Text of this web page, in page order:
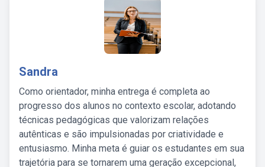
Sandra
Como orientador, minha entrega é completa ao
progresso dos alunos no contexto escolar, adotando
técnicas pedagógicas que valorizam relações
autênticas e são impulsionadas por criatividade e
entusiasmo. Minha meta é guiar os estudantes em sua
trajetória para se tornarem uma geração excepcional,